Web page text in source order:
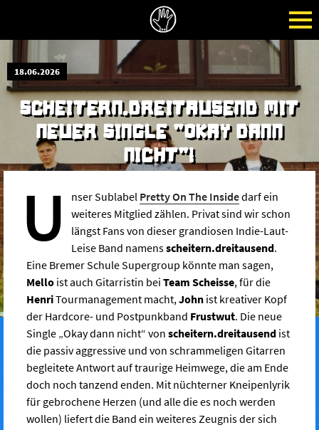
18.06.2026
SCHEITERN.DREITAUSEND MIT
NEUER SINGLE "OKAY DANN
NICHT"!
U nser Sublabel Pretty On The Insidedarf ein
weiteres Mitglied zählen. Privat sind wir schon
längst Fans von dieser grandiosen Indie-Laut-
Leise Band namensscheitern.dreitausend.
Eine Bremer Schule Supergroup könnte man sagen,
Mello ist auch Gitarristin bei Team Scheisse, für die
HenriTourmanagement macht,John ist kreativer Kopf
der Hardcore- und Postpunkband Frustwut. Die neue
Single „Okay dann nicht“ von scheitern.dreitausend ist
die passiv aggressive und von schrammeligen Gitarren
begleitete Antwort auf traurige Heimwege, die am Ende
doch noch tanzend enden. Mit nüchterner Kneipenlyrik
für gebrochene Herzen (und alle die es noch werden
wollen) liefert die Band ein weiteres Zeugnis der sich